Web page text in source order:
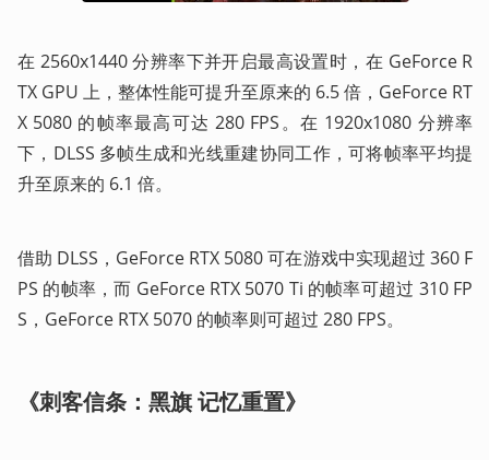
在 2560x1440 分辨率下并开启最高设置时，在 GeForce R
TX GPU 上，整体性能可提升至原来的 6.5 倍，GeForce RT
X 5080 的帧率最高可达 280 FPS。在 1920x1080 分辨率
下，DLSS 多帧生成和光线重建协同工作，可将帧率平均提
升至原来的 6.1 倍。
借助 DLSS，GeForce RTX 5080 可在游戏中实现超过 360 F
PS 的帧率，而 GeForce RTX 5070 Ti 的帧率可超过 310 FP
S，GeForce RTX 5070 的帧率则可超过 280 FPS。
《刺客信条：黑旗 记忆重置》